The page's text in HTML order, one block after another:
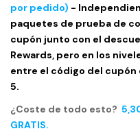
por pedido) -
paquetes de prueba de
cupón junto con el
Rewards, pero en los
entre el código del
5.
¿Coste de todo esto?
GRATIS.